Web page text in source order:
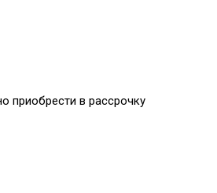
приобрести в рассрочку